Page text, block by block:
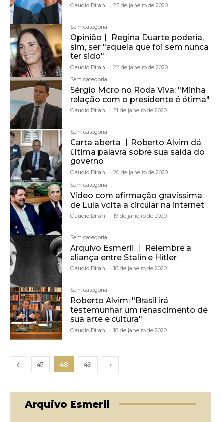
Claudio Dirani - 23 de janeiro de 2020
Sem categoria
Opinião丨 Regina Duarte poderia,
sim, ser "aquela que foi sem nunca
ter sido"
Claudio Dirani - 22 de janeiro de 2020
Sem categoria
Sérgio Moro no Roda Viva: "Minha
relação com o presidente é ótima"
Claudio Dirani - 21 de janeiro de 2020
Sem categoria
Carta aberta 丨Roberto Alvim dá
última palavra sobre sua saída do
governo
Claudio Dirani - 20 de janeiro de 2020
Sem categoria
Vídeo com afirmação gravíssima
de Lula volta a circular na internet
Claudio Dirani - 19 de janeiro de 2020
Sem categoria
Arquivo Esmeril 丨 Relembre a
aliança entre Stalin e Hitler
Claudio Dirani - 18 de janeiro de 2020
Sem categoria
Roberto Alvim: "Brasil irá
testemunhar um renascimento de
sua arte e cultura"
Claudio Dirani - 16 de janeiro de 2020
47 48 49
Arquivo Esmeril